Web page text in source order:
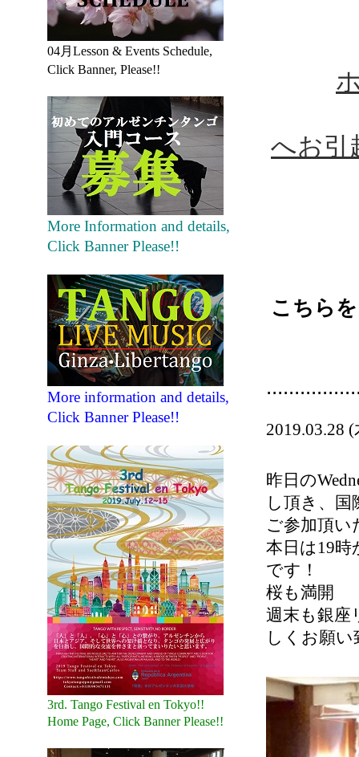
へお引
こちら
昨日の
し頂き、国
ご参加頂い
本日は19
です！
桜も満開
週末も銀座
しくお願
04月Lesson & Events Schedule,
Click Banner, Please!!
More Information and details,
Click Banner Please!!
More information and details,
Click Banner Please!!
3rd. Tango Festival en Tokyo!!
Home Page, Click Banner Please!!